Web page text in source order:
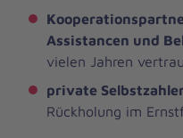
Assistancen und
vielen Jahren
private
Rückholung im